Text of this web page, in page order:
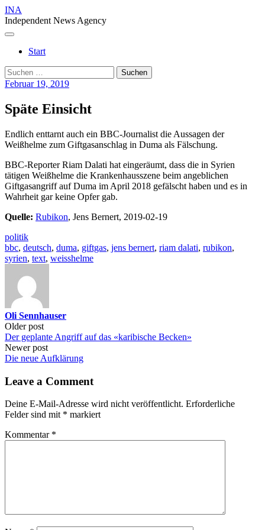
Skip
to
content
INA
Independent News Agency
Menu
Start
Suchen
nach:
Februar 19, 2019
Späte Einsicht
Endlich enttarnt auch ein BBC-Journalist die Aussagen der
Weißhelme zum Giftgasanschlag in Duma als Fälschung.
BBC-Reporter Riam Dalati hat eingeräumt, dass die in Syrien
tätigen Weißhelme die Krankenhausszene beim angeblichen
Giftgasangriff auf Duma im April 2018 gefälscht haben und es in
Wahrheit gar keine Opfer gab.
Quelle: Rubikon, Jens Bernert, 2019-02-19
politik
bbc, deutsch, duma, giftgas, jens bernert, riam dalati, rubikon,
syrien, text, weisshelme
Oli Sennhauser
Post
navigation
Older post
Der geplante Angriff auf das «karibische Becken»
Newer post
Die neue Aufklärung
Leave a Comment
Deine E-Mail-Adresse wird nicht veröffentlicht. Erforderliche
Felder sind mit * markiert
Kommentar *